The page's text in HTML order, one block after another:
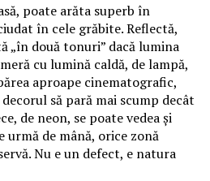
poate arăta superb în
în cele grăbite. Reflectă,
„în două tonuri” dacă lumina
cu lumină caldă, de lampă,
aproape cinematografic,
să pară mai scump decât
de neon, se poate vedea și
de mână, orice zonă
Nu e un defect, e natura